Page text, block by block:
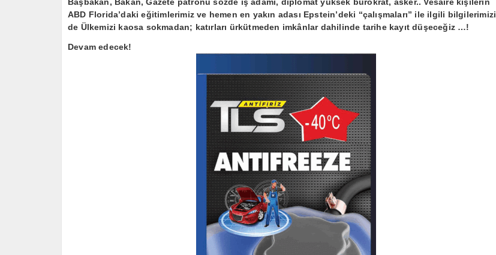
Başbakan, Bakan, Gazete patronu sözde iş adamı, diplomat yüksek bürokrat, asker.. Vesaire kişilerin
ABD Florida’daki eğitimlerimiz ve hemen en yakın adası Epstein’deki “çalışmaları” ile ilgili bilgilerimizi
de Ülkemizi kaosa sokmadan; katırları ürkütmeden imkânlar dahilinde tarihe kayıt düşeceğiz …!
Devam edecek!